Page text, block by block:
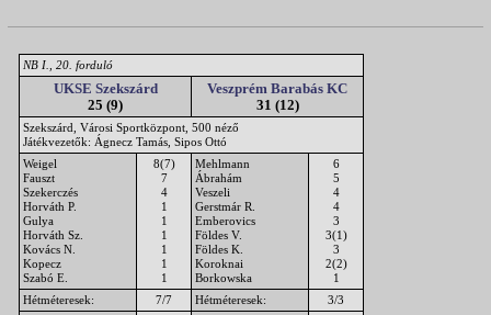
NB I., 20. forduló
UKSE Szekszárd
25 (9)
Veszprém Barabás KC
31 (12)
Szekszárd, Városi Sportközpont, 500 néző
Játékvezetők: Ágnecz Tamás, Sipos Ottó
Weigel
Fauszt
Szekerczés
Horváth P.
Gulya
Horváth Sz.
Kovács N.
Kopecz
Szabó E.
8(7)
7
4
1
1
1
1
1
1
Mehlmann
Ábrahám
Veszeli
Gerstmár R.
Emberovics
Földes V.
Földes K.
Koroknai
Borkowska
6
5
4
4
3
3(1)
3
2(2)
1
Hétméteresek:
7/7 Hétméteresek:
3/3